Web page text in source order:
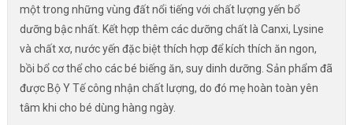
một trong những vùng đất nổi tiếng với chất lượng yến bổ
dưỡng bậc nhất. Kết hợp thêm các dưỡng chất là Canxi, Lysine
và chất xơ, nước yến đặc biệt thích hợp để kích thích ăn ngon,
bồi bổ cơ thể cho các bé biếng ăn, suy dinh dưỡng. Sản phẩm đã
được Bộ Y Tế công nhận chất lượng, do đó mẹ hoàn toàn yên
tâm khi cho bé dùng hàng ngày.